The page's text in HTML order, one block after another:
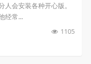
会安装各种开心版。
经常...
1105